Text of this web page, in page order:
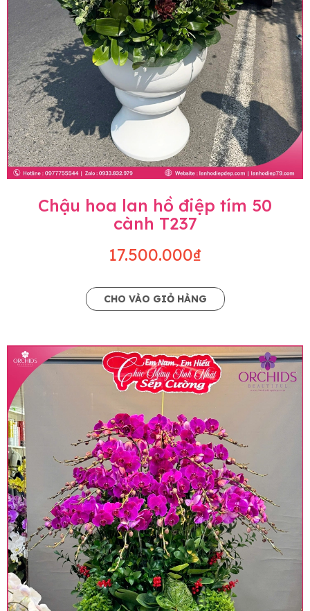
Chậu hoa lan hồ điệp tím 50
cành T237
17.500.000₫
CHO VÀO GIỎ HÀNG